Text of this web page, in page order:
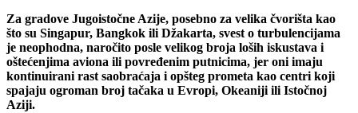
Za gradove Jugoistočne Azije, posebno za velika čvorišta kao
što su Singapur, Bangkok ili Džakarta, svest o turbulencijama
je neophodna, naročito posle velikog broja loših iskustava i
oštećenjima aviona ili povređenim putnicima, jer oni imaju
kontinuirani rast saobraćaja i opšteg prometa kao centri koji
spajaju ogroman broj tačaka u Evropi, Okeaniji ili Istočnoj
Aziji.